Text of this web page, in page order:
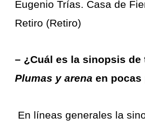
Eugenio Trías. Casa de
Retiro (Retiro)
– ¿Cuál es la sinopsis de
Plumas y arena en pocas
En líneas generales la